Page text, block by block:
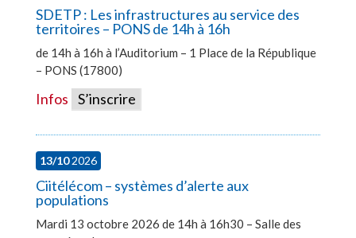
SDETP : Les infrastructures au service des
territoires – PONS de 14h à 16h
de 14h à 16h à l’Auditorium – 1 Place de la République
– PONS (17800)
Infos S’inscrire
13/102026
Ciitélécom – systèmes d’alerte aux
populations
Mardi 13 octobre 2026 de 14h à 16h30 – Salle des